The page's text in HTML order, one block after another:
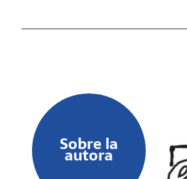
Sobre la
autora